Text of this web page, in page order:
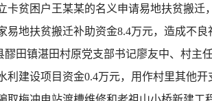
卡贫困户王某某的名义申请易地扶贫搬
易地扶贫搬迁补助资金8.4万元，造成不
田镇湛田村原党支部书记廖友中、村主
利建设项目资金0.4万元，用作村里其他